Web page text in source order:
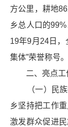
方公里，耕地
乡总人口的
19年9月24日，
集体”荣誉称号。
二、亮点工
（一）民族
乡坚持把工作
激发群众促进